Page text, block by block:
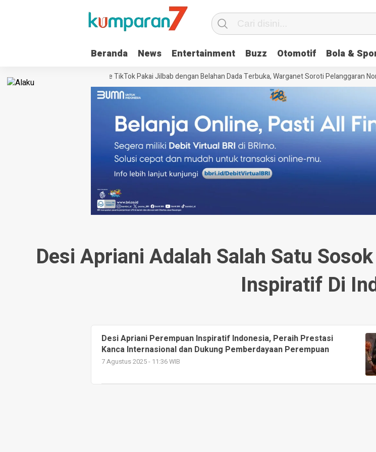
Beranda News Entertainment Buzz Otomotif Bola &
Nadhira Warga Sukoharjo Live TikTok Pakai Jilbab dengan Belahan Dada Terbuka, Warganet Soroti Pelanggaran
Desi Apriani Adalah Salah Satu
Inspiratif Di
Desi Apriani Perempuan Inspiratif Indonesia, Peraih Prestasi
Kanca Internasional dan Dukung Pemberdayaan Perempuan
7 Agustus 2025 - 11:36 WIB